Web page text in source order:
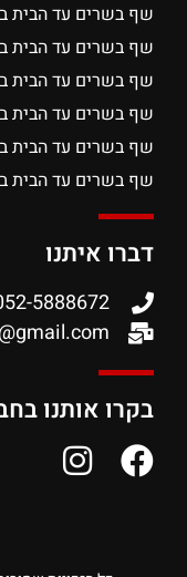
שף בשרים עד הבית
שף בשרים עד הבית
שף בשרים עד הבית
שף בשרים עד הבית
שף בשרים עד הבית
שף בשרים עד הבית
דברו איתנו
5888672
בקרו אותנו